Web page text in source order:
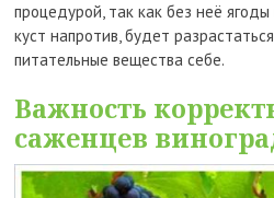
процедурой, так как без неё
куст напротив, будет
питательные вещества себе.
Важность
саженцев